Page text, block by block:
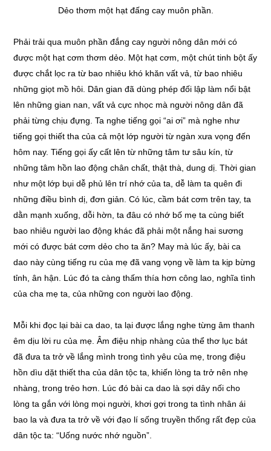
Dẻo thơm một hạt đấng cay muôn phần.
Phải trải qua muôn phần đắng cay người nông dân mới có
được một hạt cơm thơm dẻo. Một hạt cơm, một chút tinh bột ấy
được chắt lọc ra từ bao nhiêu khó khăn vất vả, từ bao nhiêu
những giọt mồ hôi. Dân gian đã dùng phép đối lập làm nổi bật
lên những gian nan, vất vả cực nhọc mà người nông dân đã
phải từng chịu đựng. Ta nghe tiếng gọi “ai ơi” mà nghe như
tiếng gọi thiết tha của cả một lớp người từ ngàn xưa vọng đến
hôm nay. Tiếng gọi ấy cất lên từ những tâm tư sâu kín, từ
những tâm hồn lao động chân chất, thật thà, dung dị. Thời gian
như một lớp bụi dễ phủ lên trí nhớ của ta, dễ làm ta quên đi
những điều bình dị, đơn giản. Có lúc, cầm bát cơm trên tay, ta
dằn mạnh xuống, dỗi hờn, ta đâu có nhớ bố mẹ ta cùng biết
bao nhiêu người lao động khác đã phải một nắng hai sương
mới có được bát cơm dẻo cho ta ăn? May mà lúc ấy, bài ca
dao này cùng tiếng ru của mẹ đã vang vọng về làm ta kịp bừng
tỉnh, ân hận. Lúc đó ta càng thấm thía hơn công lao, nghĩa tình
của cha mẹ ta, của những con người lao động.
Mỗi khi đọc lại bài ca dao, ta lại được lắng nghe từng âm thanh
êm dịu lời ru của mẹ. Âm điệu nhịp nhàng của thể thơ lục bát
đã đưa ta trở về lắng mình trong tình yêu của mẹ, trong điệu
hồn dìu dặt thiết tha của dân tộc ta, khiến lòng ta trở nên nhẹ
nhàng, trong trẻo hơn. Lúc đó bài ca dao là sợi dây nối cho
lòng ta gắn với lòng mọi người, khơi gợi trong ta tình nhân ái
bao la và đưa ta trở về với đạo lí sống truyền thống rất đẹp của
dân tộc ta: “Uống nước nhớ nguồn”.